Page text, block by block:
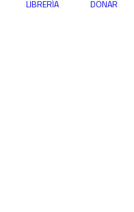
LIBRERÍA DONAR